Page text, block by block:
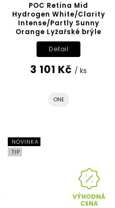
POC Retina Mid
Hydrogen White/Clarity
Intense/Partly Sunny
Orange Lyžařské brýle
3 101 Kč / ks
Detail
ONE
NOVINKA
TIP
VÝHODNÁ
CENA